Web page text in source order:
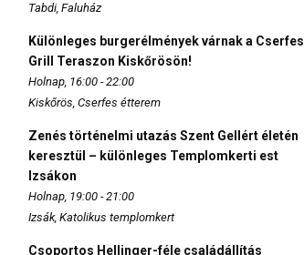
Tabdi, Faluház
Különleges burgerélmények várnak a Cserfes
Grill Teraszon Kiskőrösön!
Holnap, 16:00 - 22:00
Kiskőrös, Cserfes étterem
Zenés történelmi utazás Szent Gellért életén
keresztül – különleges Templomkerti est
Izsákon
Holnap, 19:00 - 21:00
Izsák, Katolikus templomkert
Csoportos Hellinger-féle családállítás